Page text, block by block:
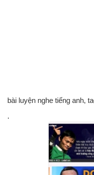
bài luyện nghe tiếng anh,
.